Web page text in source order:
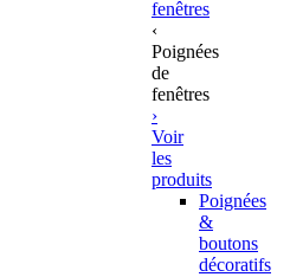
fenêtres
‹
Poignées
de
fenêtres
›
Voir
les
produits
Poignées
&
boutons
décoratifs